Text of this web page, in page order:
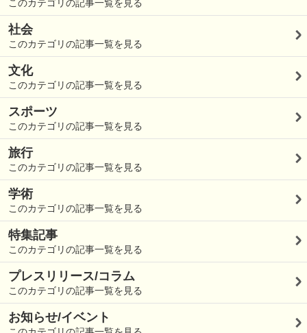
このカテゴリの記事一覧を見る
社会
このカテゴリの記事一覧を見る
文化
このカテゴリの記事一覧を見る
スポーツ
このカテゴリの記事一覧を見る
旅行
このカテゴリの記事一覧を見る
学術
このカテゴリの記事一覧を見る
特集記事
このカテゴリの記事一覧を見る
プレスリリース/コラム
このカテゴリの記事一覧を見る
お知らせ/イベント